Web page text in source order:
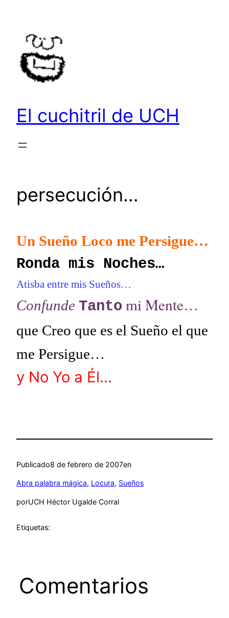
contenido
El cuchitril de UCH
persecución…
Un Sueño Loco me Persigue…
Ronda mis Noches…
Atisba entre mis Sueños…
Confunde Tanto mi Mente…
que Creo que es el Sueño el que
me Persigue…
y No Yo a Él…
Publicado8 de febrero de 2007en
Abra palabra mágica, Locura, Sueños
porUCH Héctor Ugalde Corral
Etiquetas:
Comentarios